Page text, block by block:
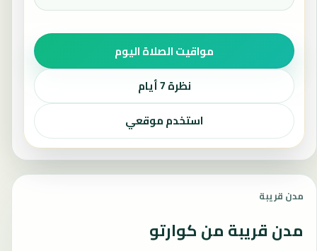
مواقيت الصلاة اليوم
نظرة 7 أيام
استخدم موقعي
مدن قريبة
مدن قريبة من كوارتو